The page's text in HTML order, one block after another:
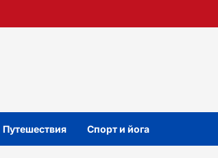
Путешествия Спорт и йога